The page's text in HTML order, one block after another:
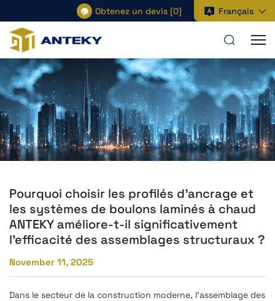
Français
Obtenez un devis [0]
Pourquoi choisir les profilés d'ancrage et
les systèmes de boulons laminés à chaud
ANTEKY améliore-t-il significativement
l'efficacité des assemblages structuraux ?
November 11, 2025
Dans le secteur de la construction moderne, l'assemblage des